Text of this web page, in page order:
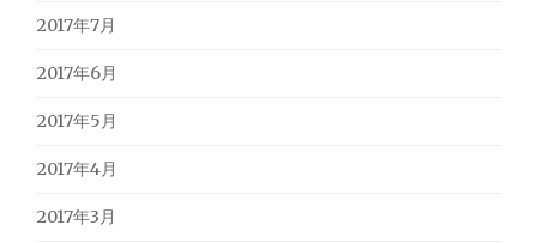
2017年7月
2017年6月
2017年5月
2017年4月
2017年3月